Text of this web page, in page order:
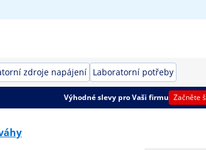
zdroje napájení Laboratorní potřeby
Výhodné slevy pro Vaši firmu Začněte